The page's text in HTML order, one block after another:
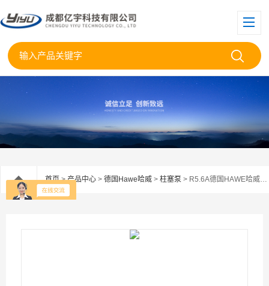
首页>产品中心 > 德国Hawe哈威 > 柱塞泵 > R5.6A德国HAWE哈威R5.6柱塞泵库房现货当天发货